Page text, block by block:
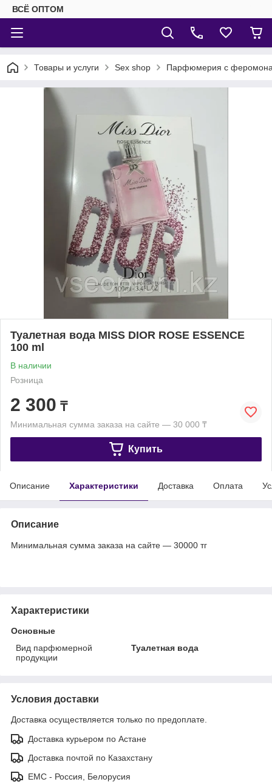
ВСЁ ОПТОМ
Товары и услуги Sex shop Парфюмерия с
Туалетная вода MISS DIOR ROSE ESSENCE
100 ml
В наличии
Розница
2 300 ₸
Минимальная сумма заказа на сайте — 30 000 ₸
Купить
Описание Характеристики Доставка Оплата
Описание
Минимальная сумма заказа на сайте — 30000 тг
Характеристики
Основные
Вид парфюмерной
продукции
Туалетная вода
Условия доставки
Доставка осуществляется только по предоплате.
Доставка курьером по Астане
Доставка почтой по Казахстану
ЕМС - Россия, Белорусия